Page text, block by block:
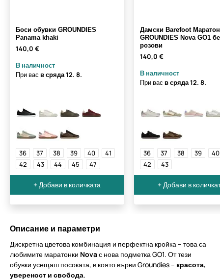
Боси обувки GROUNDIES
Panama khaki
140,0 €
В наличност
При вас в сряда12. 8.
36 37 38 39 40
41
42
43 44 45 47
+ Добави в количката
Дамски Barefoot
GROUNDIES Nova GO1
розови
140,0 €
В наличност
При вас в сряда12. 8.
36 37 38 39
40
42
43
+ Добави в
Описание и параметри
Дискретна цветова комбинация и перфектна кройка – това са
любимите маратонки Novaс нова подметка GO1. От тези
обувки усещаш посоката, в която върви Groundies – красота,
увереност и свобода.